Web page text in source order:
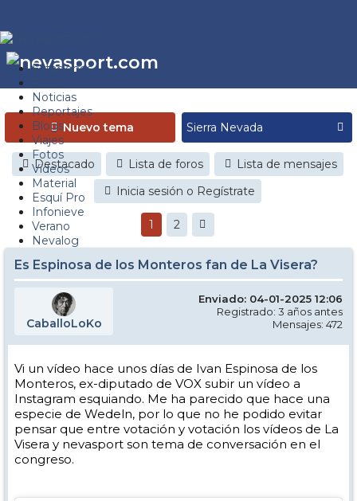
Estaciones
Noticias
Reportajes
Blogs
Viajes
Fotos
Videos
Material
Esquí Pro
Infonieve
Verano
Nevalog
Nuevo tema
Destacado Lista de foros
Lista de mensajes
Inicia sesión o Regístrate
1 2
Es Espinosa de los Monteros fan de La Visera?
CaballoLoKo
Enviado: 04-01-2025 12:06
Registrado: 3 años antes
Mensajes: 472
Vi un vídeo hace unos días de Ivan Espinosa de los
Monteros, ex-diputado de VOX subir un vídeo a
Instagram esquiando. Me ha parecido que hace una
especie de Wedeln, por lo que no he podido evitar
pensar que entre votación y votación los vídeos de La
Visera y nevasport son tema de conversación en el
congreso.